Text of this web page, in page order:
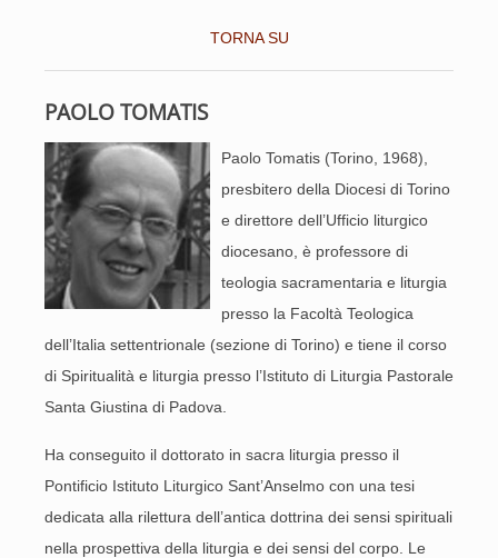
TORNA SU
PAOLO TOMATIS
Paolo Tomatis (Torino, 1968),
presbitero della Diocesi di Torino
e direttore dell’Ufficio liturgico
diocesano, è professore di
teologia sacramentaria e liturgia
presso la Facoltà Teologica
dell’Italia settentrionale (sezione di Torino) e tiene il corso
di Spiritualità e liturgia presso l’Istituto di Liturgia Pastorale
Santa Giustina di Padova.
Ha conseguito il dottorato in sacra liturgia presso il
Pontificio Istituto Liturgico Sant’Anselmo con una tesi
dedicata alla rilettura dell’antica dottrina dei sensi spirituali
nella prospettiva della liturgia e dei sensi del corpo. Le